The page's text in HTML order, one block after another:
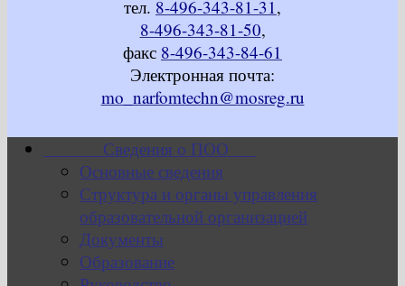
тел. 8-496-343-81-31,
8-496-343-81-50,
факс 8-496-343-84-61
Электронная почта:
mo_narfomtechn@mosreg.ru
Сведения о ПОО
Основные сведения
Структура и органы управления
образовательной организацией
Документы
Образование